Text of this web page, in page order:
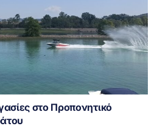
στο Προπονητικό